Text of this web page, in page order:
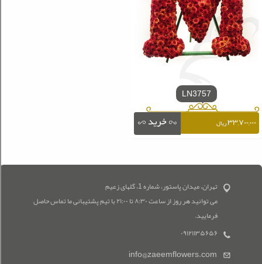
LN3757
۳۳,۷۰۰,۰۰۰ریال
تهران، میدان پاستور، شماره 1، گلهای زعیم
می توانید هر روز از ساعت ۸:۳۰ تا ۲۱:۰۰ با تیم پشتیبانی ما تماس حاصل
فرمایید.
۰۹۱۲۱۱۳۵۶۵۶
info@zaeemflowers.com